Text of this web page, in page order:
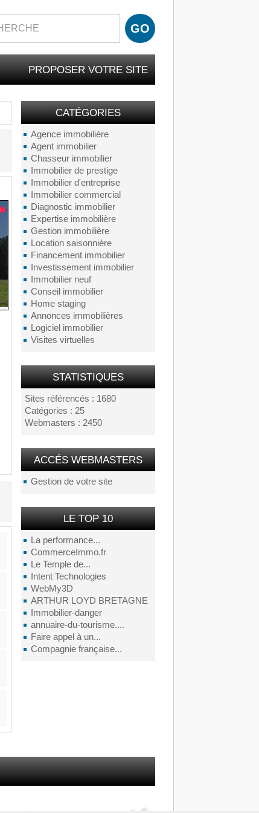
PROPOSER VOTRE SITE
CATÉGORIES
Agence immobilière
Agent immobilier
Chasseur immobilier
Immobilier de prestige
Immobilier d'entreprise
Immobilier commercial
Diagnostic immobilier
Expertise immobilière
Gestion immobilière
Location saisonnière
Financement immobilier
Investissement immobilier
Immobilier neuf
Conseil immobilier
Home staging
Annonces immobilières
Logiciel immobilier
Visites virtuelles
STATISTIQUES
Sites référencés : 1680
Catégories : 25
Webmasters : 2450
ACCÉS WEBMASTERS
Gestion de votre site
LE TOP 10
La performance...
CommerceImmo.fr
Le Temple de...
Intent Technologies
WebMy3D
ARTHUR LOYD BRETAGNE
Immobilier-danger
annuaire-du-tourisme....
Faire appel à un...
Compagnie française...